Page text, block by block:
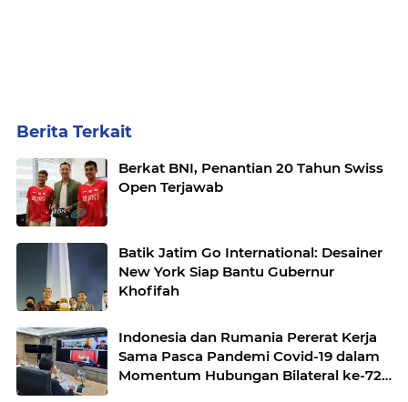
Berita Terkait
Berkat BNI, Penantian 20 Tahun Swiss
Open Terjawab
Batik Jatim Go International: Desainer
New York Siap Bantu Gubernur
Khofifah
Indonesia dan Rumania Pererat Kerja
Sama Pasca Pandemi Covid-19 dalam
Momentum Hubungan Bilateral ke-72